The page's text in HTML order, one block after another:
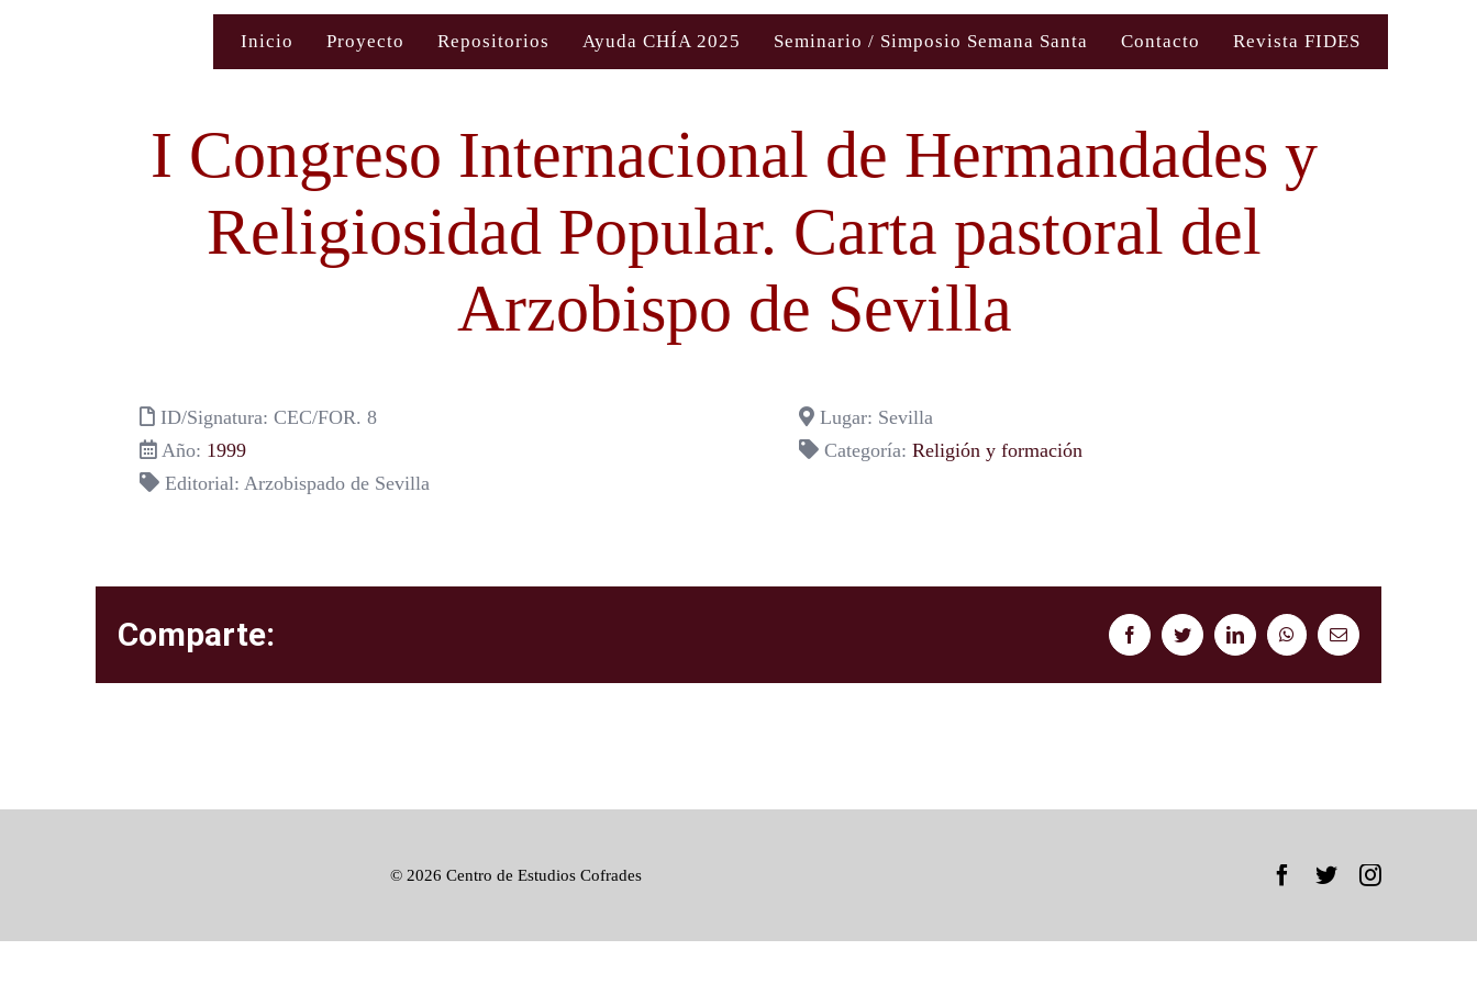
Inicio Proyecto Repositorios Ayuda CHÍA 2025 Seminario / Simposio Semana Santa Contacto Revista FIDES
I Congreso Internacional de Hermandades y
Religiosidad Popular. Carta pastoral del
Arzobispo de Sevilla
ID/Signatura: CEC/FOR. 8
Año: 1999
Editorial: Arzobispado de Sevilla
Lugar: Sevilla
Categoría: Religión y formación
Comparte: FacebookTwitterLinkedInWhatsAppCorreo
electrónico
© 2026 Centro de Estudios Cofrades